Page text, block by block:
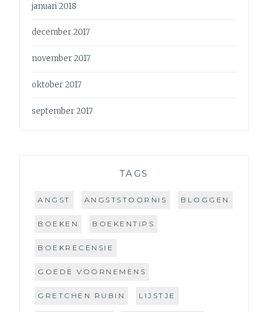
januari 2018
december 2017
november 2017
oktober 2017
september 2017
TAGS
ANGST ANGSTSTOORNIS BLOGGEN
BOEKEN BOEKENTIPS
BOEKRECENSIE
GOEDE VOORNEMENS
GRETCHEN RUBIN LIJSTJE